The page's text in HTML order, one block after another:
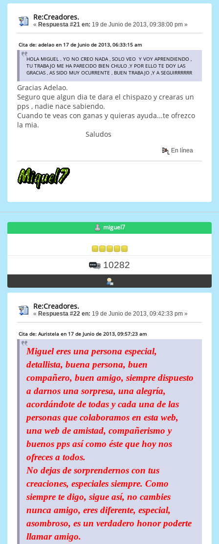
Re:Creadores.
« Respuesta #21 en: 19 de Junio de 2013, 09:38:00 pm »
Cita de: adelao en 17 de Junio de 2013, 06:33:15 am
HOLA MIGUEL . YO NO CREO NADA , SOLO VEO Y VOY APRENDIENDO ,
TU TRABAJO ME HA PARECIDO BIEN CHULO ,Y POR ELLO TE DOY LAS
GRACIAS , AS SIDO MUY OCURRENTE , BUEN TRABAJO ,Y A SEGUIRRRRRR
Gracias Adelao.
Seguro que algun dia te dara el chispazo y crearas un
pps , nadie nace sabiendo.
Cuando te veas con ganas y quieras ayuda...te ofrezco
la mia.
Saludos
En línea
miguel7
10282
Re:Creadores.
« Respuesta #22 en: 19 de Junio de 2013, 09:42:33 pm »
Cita de: Auristela en 17 de Junio de 2013, 09:57:23 am
Miguel eres una persona especial,
detallista, buena persona, buen
compañero, buen amigo, siempre dispuesto
a darnos una sorpresa, una alegría,
acordándote de todas y cada una de las
personas que colaboramos en esta web,
una web de amistad, compañerismo y
buenos pps así como éste que hoy nos
ofreces a todos.
No dejas de sorprendernos con tus
creaciones, especiales siempre. Como
siempre te digo, sigue así, no cambies
nunca amigo, eres diferente, especial,
asombroso, es un verdadero honor poderte
llamar amigo.